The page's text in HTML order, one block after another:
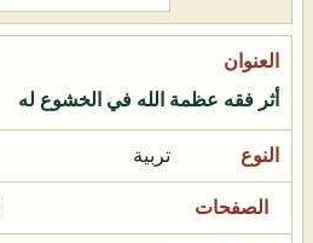
أثر فقه عظمة الله في الخشوع له
تربية